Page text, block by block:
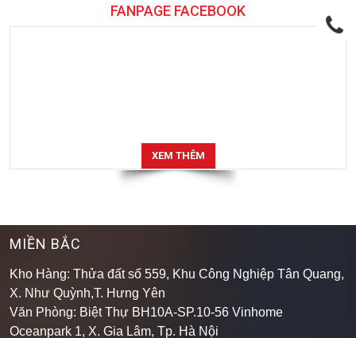
MIỀN BẮC
X. Như Quỳnh,T. Hưng Yên
Văn Phòng: Biệt Thự BH10A-SP.10-56 Vinhome
Oceanpark 1, X. Gia Lâm, Tp. Hà Nội
Hotline: 0909 382 863